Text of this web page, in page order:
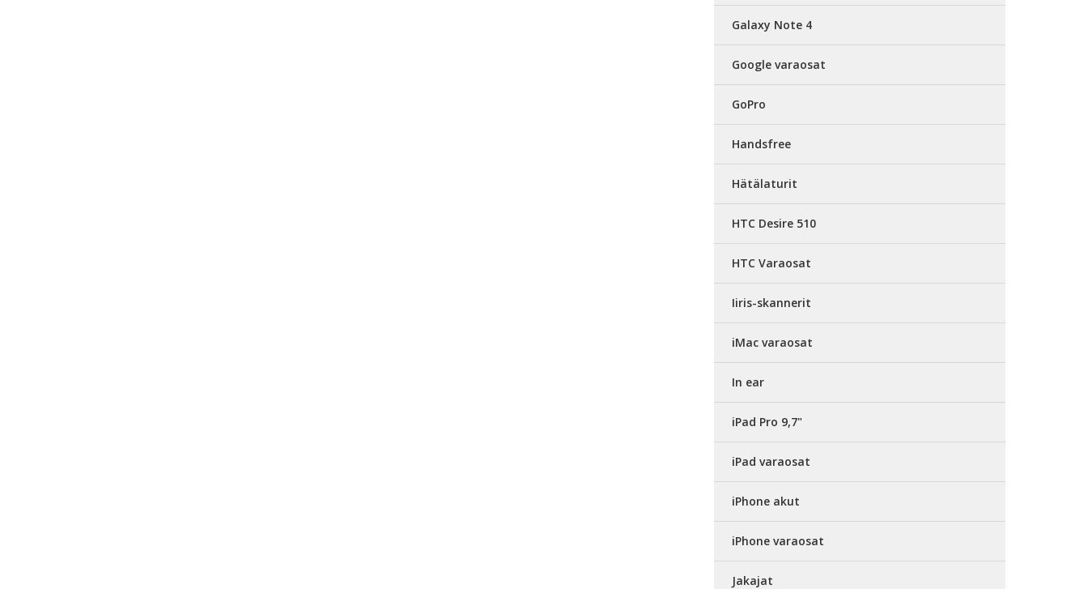
Galaxy Note 4
Google varaosat
GoPro
Handsfree
Hätälaturit
HTC Desire 510
HTC Varaosat
Iiris-skannerit
iMac varaosat
In ear
iPad Pro 9,7"
iPad varaosat
iPhone akut
iPhone varaosat
Jakajat